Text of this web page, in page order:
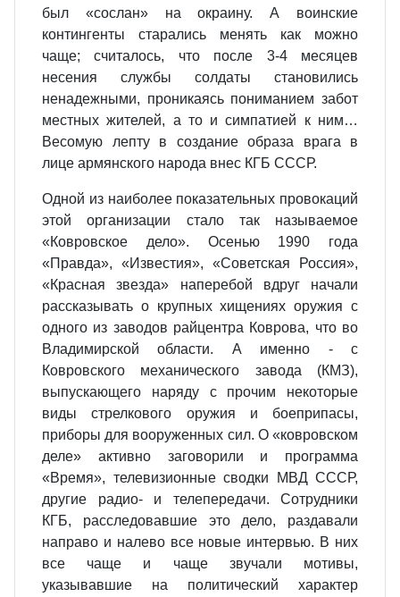
был «сослан» на окраину. А воинские
контингенты старались менять как можно
чаще; считалось, что после 3-4 месяцев
несения службы солдаты становились
ненадежными, проникаясь пониманием забот
местных жителей, а то и симпатией к ним…
Весомую лепту в создание образа врага в
лице армянского народа внес КГБ СССР.
Одной из наиболее показательных провокаций
этой организации стало так называемое
«Ковровское дело». Осенью 1990 года
«Правда», «Известия», «Советская Россия»,
«Красная звезда» наперебой вдруг начали
рассказывать о крупных хищениях оружия с
одного из заводов райцентра Коврова, что во
Владимирской области. А именно - с
Ковровского механического завода (КМЗ),
выпускающего наряду с прочим некоторые
виды стрелкового оружия и боеприпасы,
приборы для вооруженных сил. О «ковровском
деле» активно заговорили и программа
«Время», телевизионные сводки МВД СССР,
другие радио- и телепередачи. Сотрудники
КГБ, расследовавшие это дело, раздавали
направо и налево все новые интервью. В них
все чаще и чаще звучали мотивы,
указывавшие на политический характер